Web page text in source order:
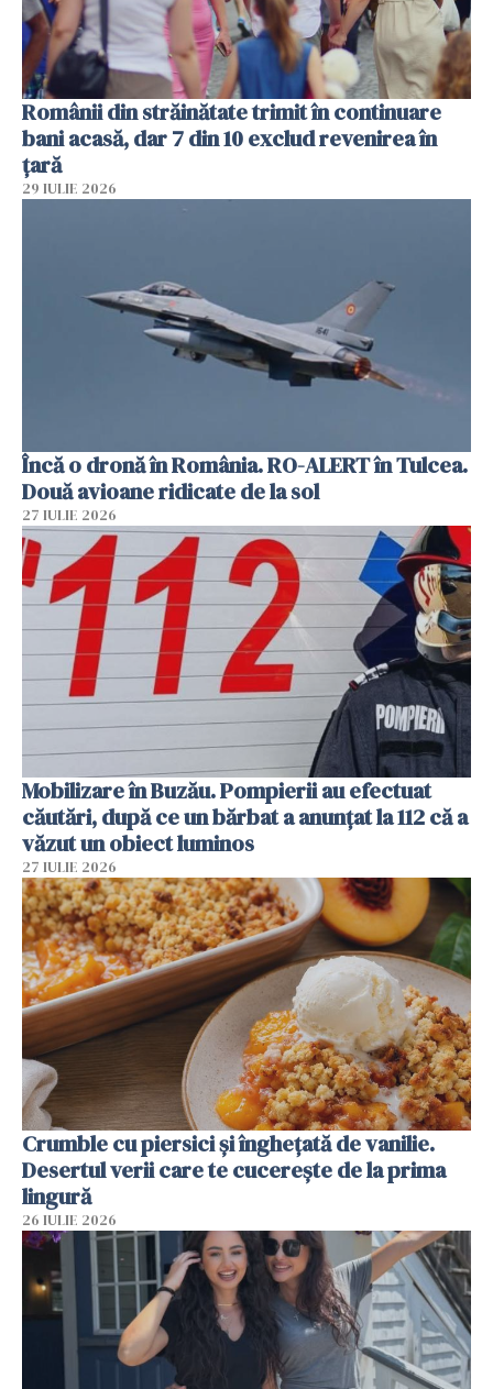
Românii din străinătate trimit în continuare
bani acasă, dar 7 din 10 exclud revenirea în
țară
29 IULIE 2026
Încă o dronă în România. RO-ALERT în Tulcea.
Două avioane ridicate de la sol
27 IULIE 2026
Mobilizare în Buzău. Pompierii au efectuat
căutări, după ce un bărbat a anunțat la 112 că a
văzut un obiect luminos
27 IULIE 2026
Crumble cu piersici și înghețată de vanilie.
Desertul verii care te cucerește de la prima
lingură
26 IULIE 2026